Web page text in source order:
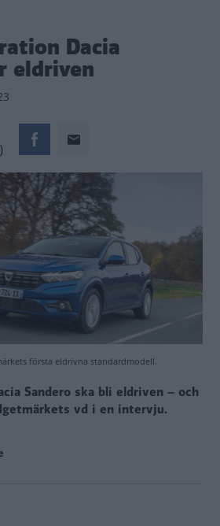
Dacia
eldriven
första eldrivna standardmodell.
Sandero ska bli eldriven – och
vd i en intervju.